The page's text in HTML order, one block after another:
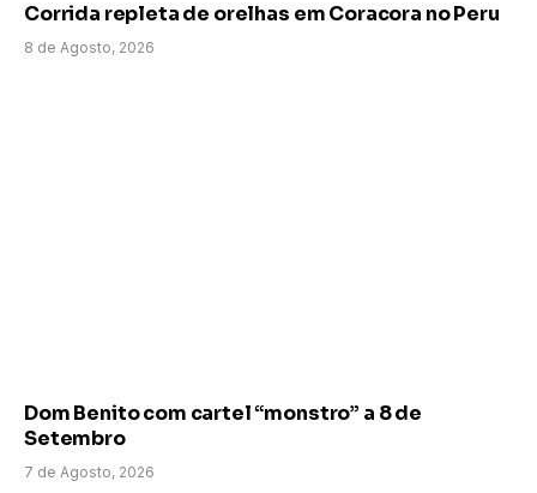
Corrida repleta de orelhas em Coracora no Peru
8 de Agosto, 2026
Dom Benito com cartel “monstro” a 8 de
Setembro
7 de Agosto, 2026